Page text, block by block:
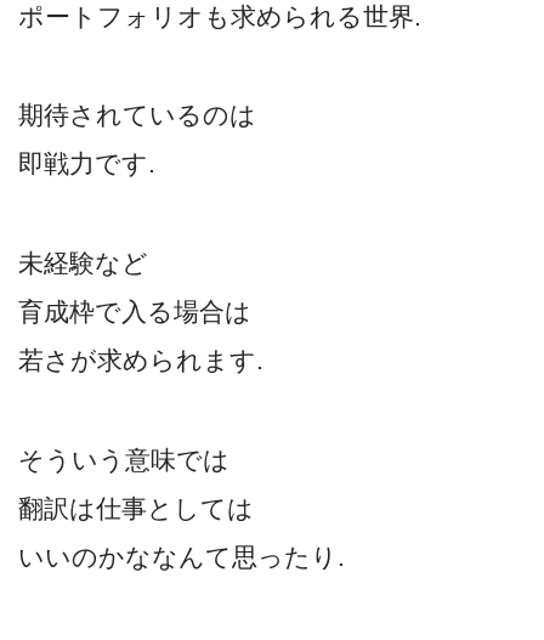
ポートフォリオも求められる世界.
期待されているのは
即戦力です.
未経験など
育成枠で入る場合は
若さが求められます.
そういう意味では
翻訳は仕事としては
いいのかななんて思ったり.